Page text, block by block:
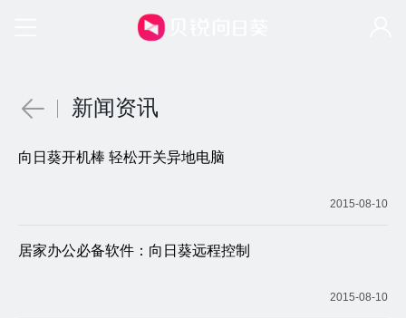
新闻资讯
向日葵开机棒 轻松开关异地电脑
2015-08-10
居家办公必备软件：向日葵远程控制
2015-08-10